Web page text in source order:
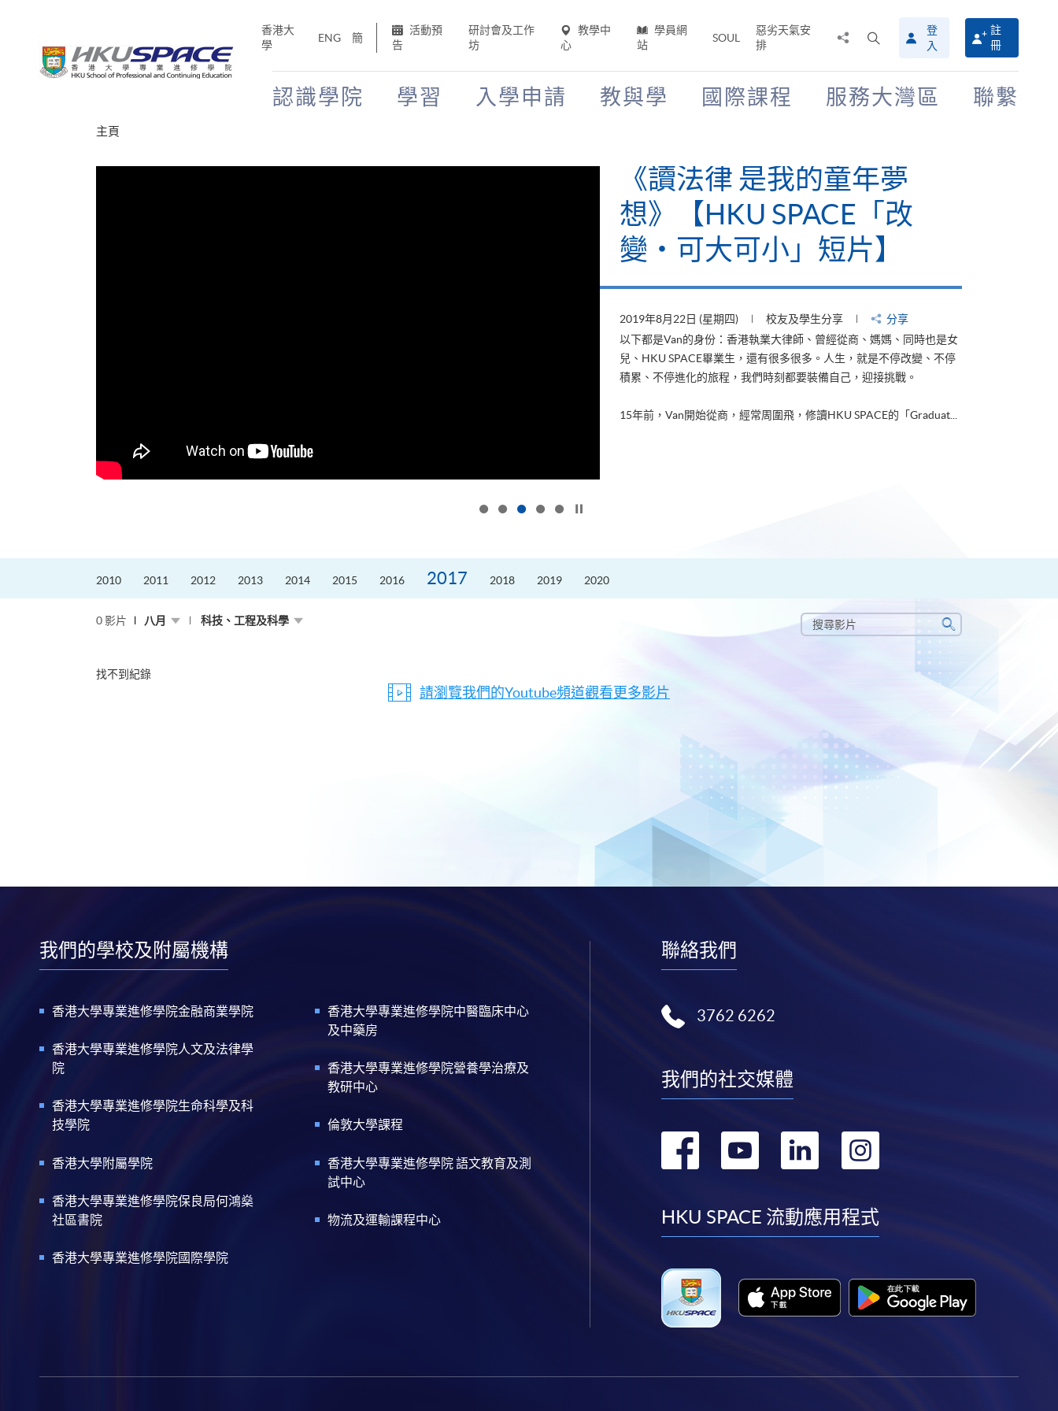
香港大
學
ENG 簡
活動預
告
研討會及工作
坊
教學中
心
學員網
站
SOUL
惡劣天氣安
排
搜
尋
介
登
入
註
冊
認識學院 學習 入學申請 教與學 國際課程 服務大灣區 聯繫
主頁
《讀法律 是我的童年夢
想》【HKU SPACE「改
變‧可大可小」短片】
2019年8月22日 (星期四) 校友及學生分享
分享
以下都是Van的身份：香港執業大律師、曾經從商、媽媽、同時也是女
兒、HKU SPACE畢業生，還有很多很多。人生，就是不停改變、不停
積累、不停進化的旅程，我們時刻都要裝備自己，迎接挑戰。
15年前，Van開始從商，經常周圍飛，修讀HKU SPACE的「Graduat...
2010 2011 2012 2013 2014 2015 2016 2017 2018 2019 2020
0 影片 八月 科技、工程及科學
搜
尋
搜
尋
找不到紀錄
請瀏覽我們的Youtube頻道觀看更多影片
我們的學校及附屬機構
香港大學專業進修學院金融商業學院
香港大學專業進修學院人文及法律學
院
香港大學專業進修學院生命科學及科
技學院
香港大學附屬學院
香港大學專業進修學院保良局何鴻燊
社區書院
香港大學專業進修學院國際學院
香港大學專業進修學院中醫臨床中心
及中藥房
香港大學專業進修學院營養學治療及
教研中心
倫敦大學課程
香港大學專業進修學院 語文教育及測
試中心
物流及運輸課程中心
聯絡我們
3762 6262
我們的社交媒體
轉
facebook
轉
youtube
轉
linkedin
轉
instagram
HKU SPACE 流動應用程式